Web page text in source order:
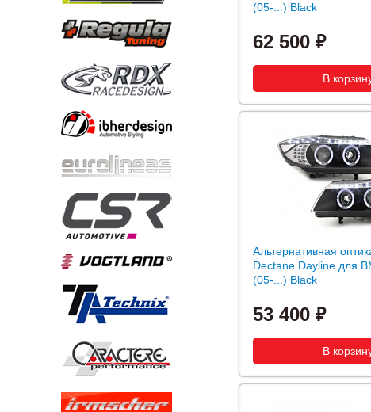
(05-...) Black
62 500
Альтернативная
Dectane Dayline для
(05-...) Black
53 400